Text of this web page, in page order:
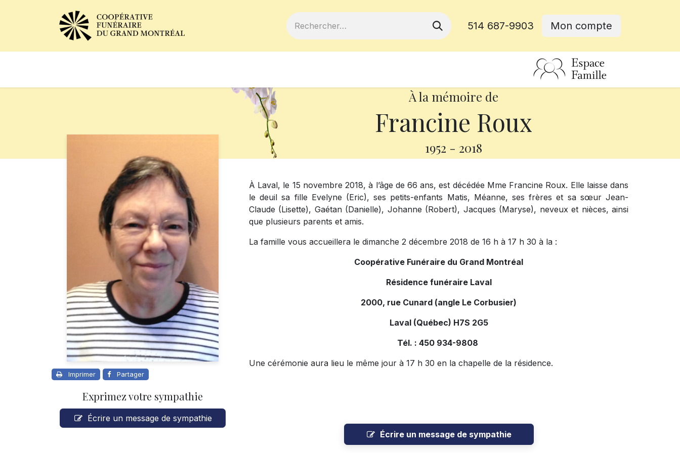
514 687-9903 Mon compte
À la mémoire de
Francine Roux
1952 - 2018
Imprimer Partager
Exprimez votre sympathie
Écrire un message de sympathie
À Laval, le 15 novembre 2018, à l’âge de 66 ans, est décédée Mme Francine Roux. Elle laisse dans
le deuil sa fille Evelyne (Eric), ses petits-enfants Matis, Méanne, ses frères et sa sœur Jean-
Claude (Lisette), Gaétan (Danielle), Johanne (Robert), Jacques (Maryse), neveux et nièces, ainsi
que plusieurs parents et amis.
La famille vous accueillera le dimanche 2 décembre 2018 de 16 h à 17 h 30 à la :
Coopérative Funéraire du Grand Montréal
Résidence funéraire Laval
2000, rue Cunard (angle Le Corbusier)
Laval (Québec) H7S 2G5
Tél. : 450 934-9808
Une cérémonie aura lieu le même jour à 17 h 30 en la chapelle de la résidence.
Écrire un message de sympathie